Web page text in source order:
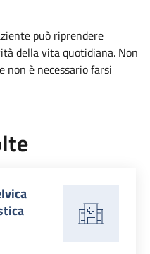
può riprendere
della vita quotidiana. Non
non è necessario farsi